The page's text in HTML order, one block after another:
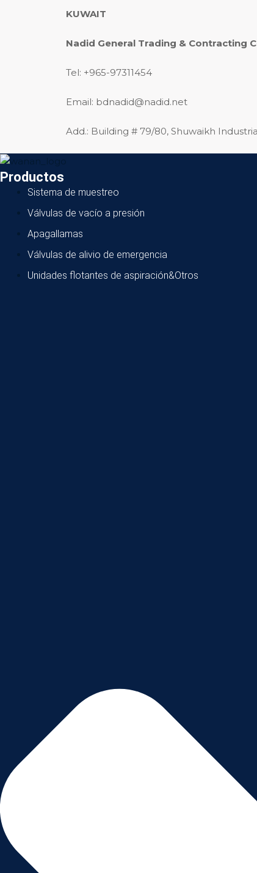
KUWAIT
Nadid General Trading & Contracting
Tel: +965-97311454
Email: bdnadid@nadid.net
Add.: Building # 79/80, Shuwaikh
Productos
Sistema de muestreo
Válvulas de vacío a presión
Apagallamas
Válvulas de alivio de emergencia
Unidades flotantes de aspiración&Otros